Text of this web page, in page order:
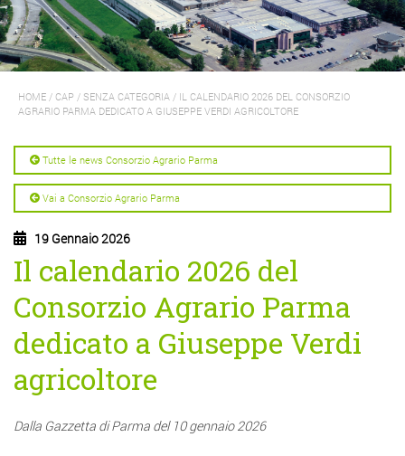
HOME / CAP / SENZA CATEGORIA / IL CALENDARIO 2026 DEL CONSORZIO
AGRARIO PARMA DEDICATO A GIUSEPPE VERDI AGRICOLTORE
Tutte le news Consorzio Agrario Parma
Vai a Consorzio Agrario Parma
19 Gennaio 2026
Il calendario 2026 del
Consorzio Agrario Parma
dedicato a Giuseppe Verdi
agricoltore
Dalla Gazzetta di Parma del 10 gennaio 2026